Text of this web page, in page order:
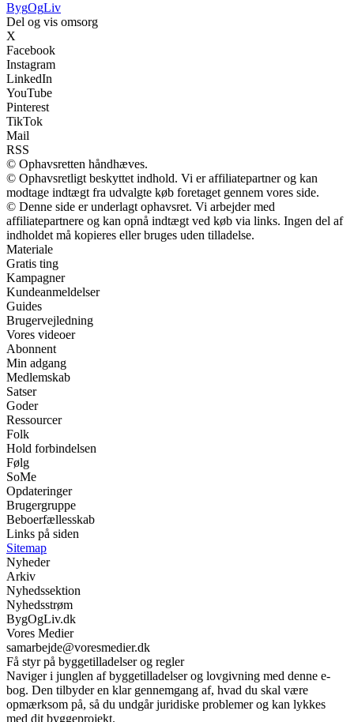
BygOgLiv
Del og vis omsorg
X
Facebook
Instagram
LinkedIn
YouTube
Pinterest
TikTok
Mail
RSS
© Ophavsretten håndhæves.
© Ophavsretligt beskyttet indhold. Vi er affiliatepartner og kan
modtage indtægt fra udvalgte køb foretaget gennem vores side.
© Denne side er underlagt ophavsret. Vi arbejder med
affiliatepartnere og kan opnå indtægt ved køb via links. Ingen del af
indholdet må kopieres eller bruges uden tilladelse.
Materiale
Gratis ting
Kampagner
Kundeanmeldelser
Guides
Brugervejledning
Vores videoer
Abonnent
Min adgang
Medlemskab
Satser
Goder
Ressourcer
Folk
Hold forbindelsen
Følg
SoMe
Opdateringer
Brugergruppe
Beboerfællesskab
Links på siden
Sitemap
Nyheder
Arkiv
Nyhedssektion
Nyhedsstrøm
BygOgLiv.dk
Vores Medier
samarbejde@voresmedier.dk
Få styr på byggetilladelser og regler
Naviger i junglen af byggetilladelser og lovgivning med denne e-
bog. Den tilbyder en klar gennemgang af, hvad du skal være
opmærksom på, så du undgår juridiske problemer og kan lykkes
med dit byggeprojekt.